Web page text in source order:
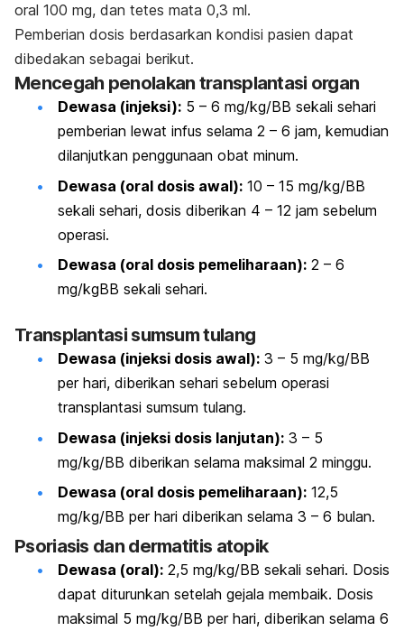
oral 100 mg, dan tetes mata 0,3 ml.
Pemberian dosis berdasarkan kondisi pasien dapat
dibedakan sebagai berikut.
Mencegah penolakan transplantasi organ
Dewasa (injeksi): 5 – 6 mg/kg/BB sekali sehari
pemberian lewat infus selama 2 – 6 jam, kemudian
dilanjutkan penggunaan obat minum.
Dewasa (oral dosis awal): 10 – 15 mg/kg/BB
sekali sehari, dosis diberikan 4 – 12 jam sebelum
operasi.
Dewasa (oral dosis pemeliharaan): 2 – 6
mg/kgBB sekali sehari.
Transplantasi sumsum tulang
Dewasa (injeksi dosis awal): 3 – 5 mg/kg/BB
per hari, diberikan sehari sebelum operasi
transplantasi sumsum tulang.
Dewasa (injeksi dosis lanjutan): 3 – 5
mg/kg/BB diberikan selama maksimal 2 minggu.
Dewasa (oral dosis pemeliharaan): 12,5
mg/kg/BB per hari diberikan selama 3 – 6 bulan.
Psoriasis dan dermatitis atopik
Dewasa (oral): 2,5 mg/kg/BB sekali sehari. Dosis
dapat diturunkan setelah gejala membaik. Dosis
maksimal 5 mg/kg/BB per hari, diberikan selama 6